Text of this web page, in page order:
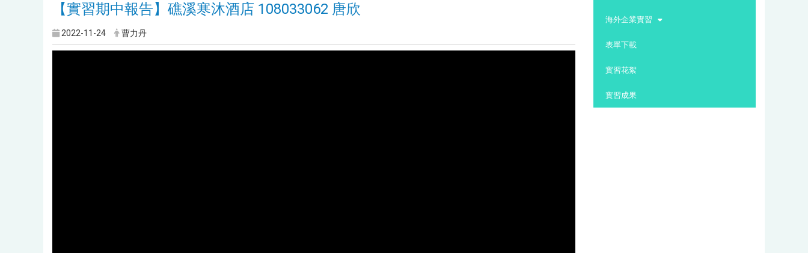
【實習期中報告】礁溪寒沐酒店 108033062 唐欣
2022-11-24 曹力丹
海外企業實習
表單下載
實習花絮
實習成果